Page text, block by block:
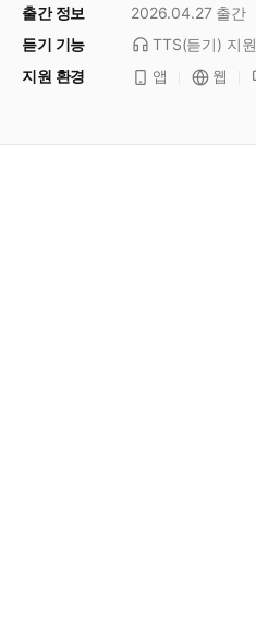
출간 정보 2026.04.27 출간
듣기 기능
TTS(듣기) 지원
지원 환경
앱 웹